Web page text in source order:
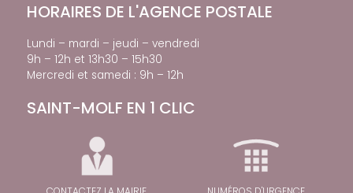
HORAIRES DE L'AGENCE POSTALE
Lundi – mardi – jeudi – vendredi
9h – 12h et 13h30 – 15h30
Mercredi et samedi : 9h – 12h
SAINT-MOLF EN 1 CLIC